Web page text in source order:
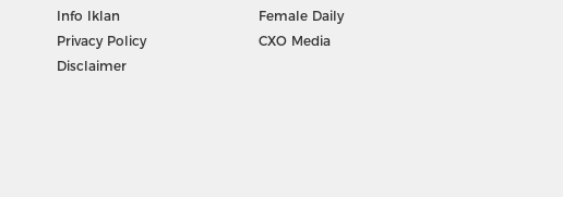
Info Iklan
Privacy Policy
Disclaimer
Female Daily
CXO Media